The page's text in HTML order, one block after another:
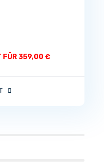
FÜR 359,00 €